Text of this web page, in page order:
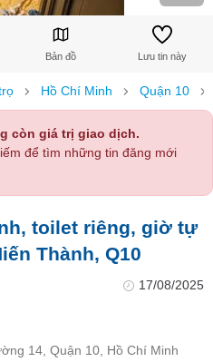
Bản đồ Lưu tin này
Hồ Chí Minh Quận 10
còn giá trị giao dịch.
để tìm những tin đăng mới
toilet riêng, giờ tự
Thành, Q10
17/08/2025
14, Quận 10, Hồ Chí Minh